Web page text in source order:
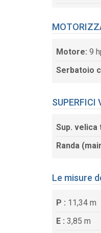
Motore: 9
Serbatoio
SUPERFICI
Sup. velica
Randa
Le misure
P : 11,34 m
E : 3,85 m